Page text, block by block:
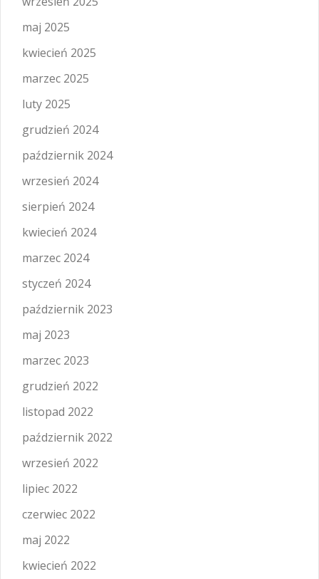
maj 2025
kwiecień 2025
marzec 2025
luty 2025
grudzień 2024
październik 2024
wrzesień 2024
sierpień 2024
kwiecień 2024
marzec 2024
styczeń 2024
październik 2023
maj 2023
marzec 2023
grudzień 2022
listopad 2022
październik 2022
wrzesień 2022
lipiec 2022
czerwiec 2022
maj 2022
kwiecień 2022